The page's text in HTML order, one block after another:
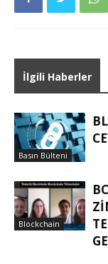
İlgili Haberler
Basın Bülteni
Blockchain